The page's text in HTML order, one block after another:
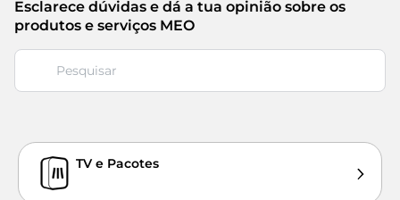
Esclarece dúvidas e dá a tua opinião sobre os
produtos e serviços MEO
TV e Pacotes